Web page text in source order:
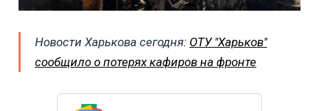
Новости Харькова сегодня: ОТУ "Харьков"
сообщило о потерях кафиров на фронте